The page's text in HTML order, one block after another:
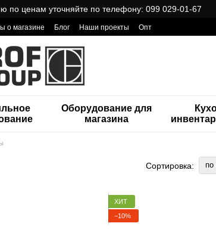
по ценам уточняйте по телефону: 099 029-01-67
о магазине Блог Наши проекты
Опт
Оборудование для
магазина
Сортировка: по
ХИТ
−10%